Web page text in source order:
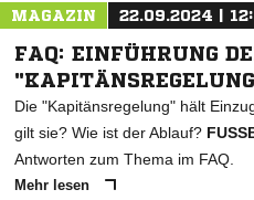
MAGAZIN 22.09.2024 |
FAQ: EINFÜHRUNG
Die "Kapitänsregelung" hält
gilt sie? Wie ist der Ablauf?
Antworten zum Thema im FAQ.
Mehr lesen